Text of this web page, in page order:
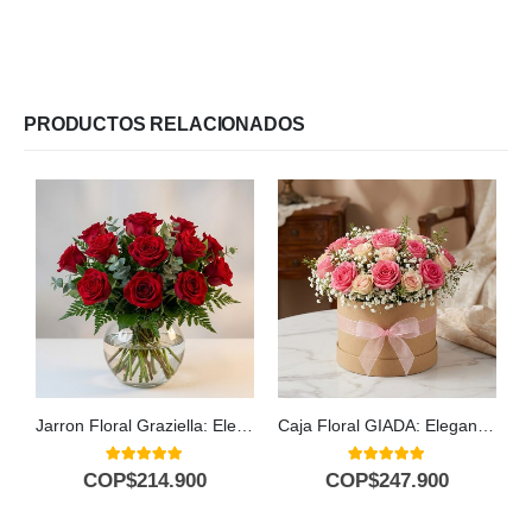
PRODUCTOS RELACIONADOS
Jarron Floral Graziella: Elegancia en 12 Rosas Seleccionadas 🌹
5.00out of 5
COP$214.900
Caja Floral GIADA: Elegante Caja con 18 Rosas Frescas 🌹
5.00out of 5
COP$247.900